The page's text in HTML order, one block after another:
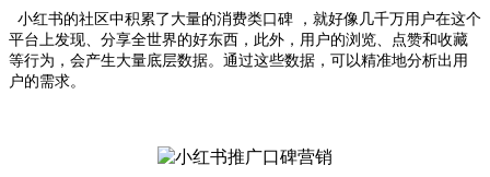
小红书的社区中积累了大量的消费类口碑 ，就好像几千万用户在这个
平台上发现、分享全世界的好东西，此外，用户的浏览、点赞和收藏
等行为，会产生大量底层数据。通过这些数据，可以精准地分析出用
户的需求。